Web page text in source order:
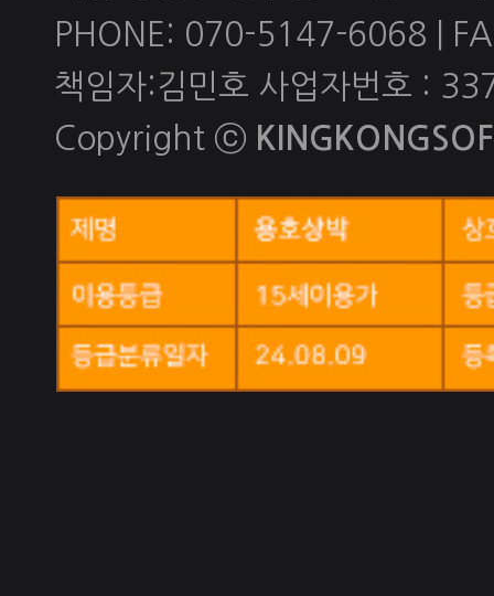
PHONE: 070-5147-6068 |
책임자:김민호 사업자번호 :
Copyright ⓒ